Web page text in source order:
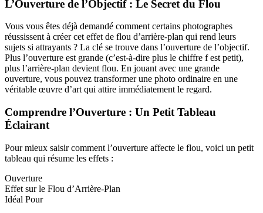
L’Ouverture de l’Objectif : Le Secret du Flou
Vous vous êtes déjà demandé comment certains photographes
réussissent à créer cet effet de flou d’arrière-plan qui rend leurs
sujets si attrayants ? La clé se trouve dans l’ouverture de l’objectif.
Plus l’ouverture est grande (c’est-à-dire plus le chiffre f est petit),
plus l’arrière-plan devient flou. En jouant avec une grande
ouverture, vous pouvez transformer une photo ordinaire en une
véritable œuvre d’art qui attire immédiatement le regard.
Comprendre l’Ouverture : Un Petit Tableau
Éclairant
Pour mieux saisir comment l’ouverture affecte le flou, voici un petit
tableau qui résume les effets :
Ouverture
Effet sur le Flou d’Arrière-Plan
Idéal Pour